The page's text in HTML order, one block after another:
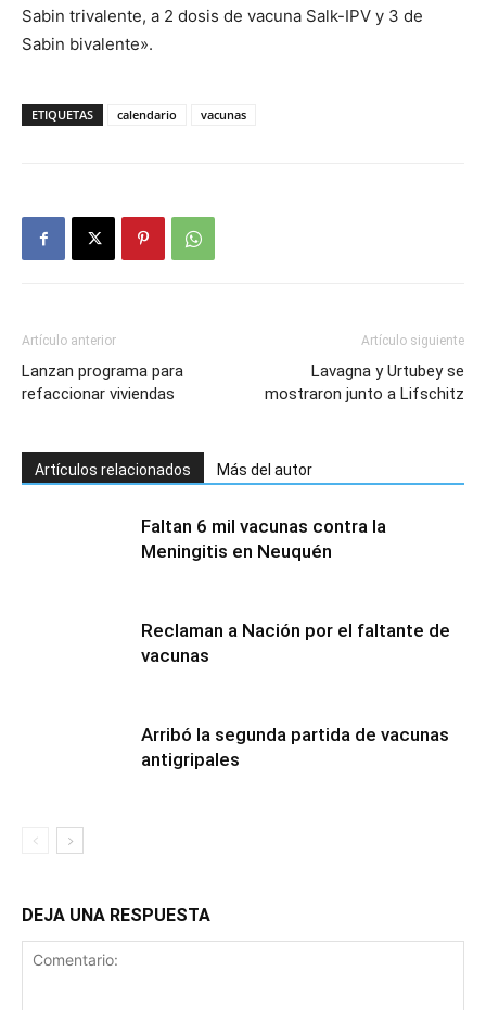
Sabin trivalente, a 2 dosis de vacuna Salk-IPV y 3 de
Sabin bivalente».
ETIQUETAS calendario vacunas
Artículo anterior
Lanzan programa para
refaccionar viviendas
Artículo siguiente
Lavagna y Urtubey se
mostraron junto a Lifschitz
Artículos relacionados Más del autor
Faltan 6 mil vacunas contra la
Meningitis en Neuquén
Reclaman a Nación por el faltante de
vacunas
Arribó la segunda partida de vacunas
antigripales
DEJA UNA RESPUESTA